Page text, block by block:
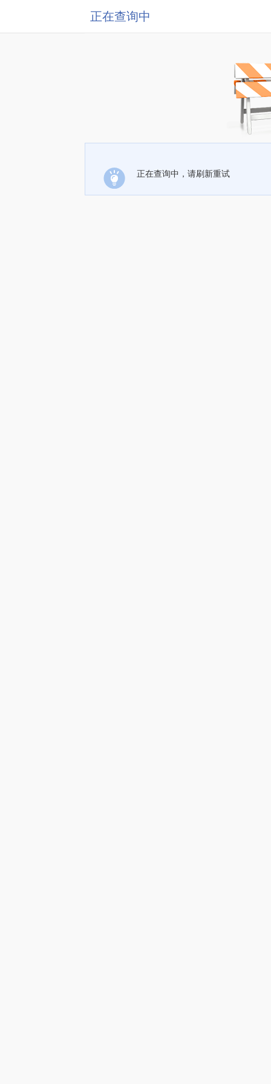
正在查询中
正在查询中，请刷新重试